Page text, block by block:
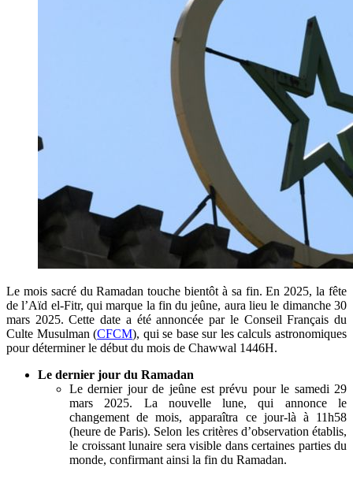
Le mois sacré du Ramadan touche bientôt à sa fin. En 2025, la fête
de l’Aïd el-Fitr, qui marque la fin du jeûne, aura lieu le dimanche 30
mars 2025. Cette date a été annoncée par le Conseil Français du
Culte Musulman (CFCM), qui se base sur les calculs astronomiques
pour déterminer le début du mois de Chawwal 1446H.
Le dernier jour du Ramadan
Ledernier jour de jeûneest prévu pour le samedi 29
mars 2025. La nouvelle lune, qui annonce le
changement de mois, apparaîtra ce jour-là à 11h58
(heure de Paris). Selon les critères d’observation établis,
le croissant lunaire sera visible dans certaines parties du
monde, confirmant ainsi la fin du Ramadan.